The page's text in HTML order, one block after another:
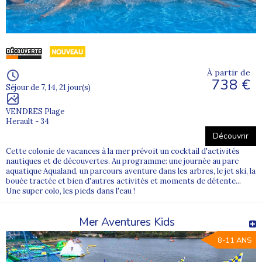
d’âge.
La vie en collectivité permet aux enfants comme aux ados de
s’intégrer facilement, de créer des liens forts et de développer
leur confiance en eux, dans un environnement bienveillant.
Des colonies mer et océan pour vivre
l’aventure
Partir encolonie de vacances proche de la mer ou de l’océan
c’est vivre une véritable aventure. Les jeunes développent à la fois
leurs compétences sportives et leur savoir-être. La colonie
devient alors uneexpérience de vie marquante, favorisant
l’autonomie et l’ouverture aux autres.
Des sports nautiques accessibles aux enfants et
Surf, voile, kayak, baignades et jeux de plage : les
nautiquessont au cœur des colonies de vacances à la mer. Ils
répondent au besoin de sensations, de liberté et de découverte
propre à l’enfance et à l’adolescence.
Séjour de 7, 14, 21 jour(s)
VENDRES Plage
Herault - 34
À partir de
738 €
Découvrir
Cette colonie de vacances à la mer prévoit un cocktail d'activités
nautiques et de découvertes. Au programme: une journée au parc
aquatique Aqualand, un parcours aventure dans les arbres, le jet ski, la
bouée tractée et bien d'autres activités et moments de détente...
Une super colo, les pieds dans l'eau !
Mer Aventures Kids
8-11 ANS